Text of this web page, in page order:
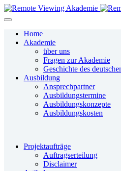
Home
Akademie
über uns
Fragen zur Akademie
Geschichte des
Ausbildung
Ansprechpartner
Ausbildungstermine
Ausbildungskonzepte
Ausbildungskosten
Projektaufträge
Auftragserteilung
Disclaimer